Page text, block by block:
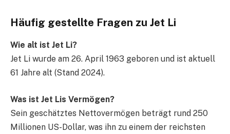
Häufig gestellte Fragen zu Jet Li
Wie alt ist Jet Li?
Jet Li wurde am 26. April 1963 geboren und ist aktuell
61 Jahre alt (Stand 2024).
Was ist Jet Lis Vermögen?
Sein geschätztes Nettovermögen beträgt rund 250
Millionen US-Dollar, was ihn zu einem der reichsten